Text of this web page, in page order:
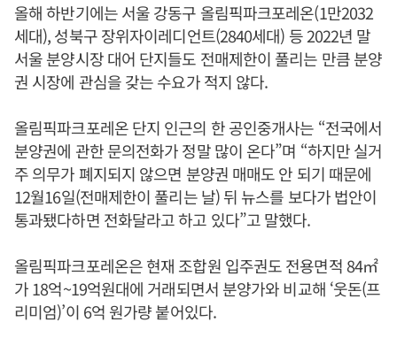
올해 하반기에는 서울 강동구 올림픽파크포레온(1만2032
세대), 성북구 장위자이레디언트(2840세대) 등 2022년 말
서울 분양시장 대어 단지들도 전매제한이 풀리는 만큼 분양
권 시장에 관심을 갖는 수요가 적지 않다.
올림픽파크포레온 단지 인근의 한 공인중개사는 “전국에서
분양권에 관한 문의전화가 정말 많이 온다”며 “하지만 실거
주 의무가 폐지되지 않으면 분양권 매매도 안 되기 때문에
12월16일(전매제한이 풀리는 날) 뒤 뉴스를 보다가 법안이
통과됐다하면 전화달라고 하고 있다”고 말했다.
올림픽파크포레온은 현재 조합원 입주권도 전용면적 84㎡
가 18억~19억원대에 거래되면서 분양가와 비교해 ‘웃돈(프
리미엄)’이 6억 원가량 붙어있다.